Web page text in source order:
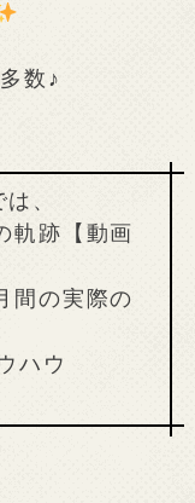
数♪
、
軌跡【動画
間の実際の
ハウ